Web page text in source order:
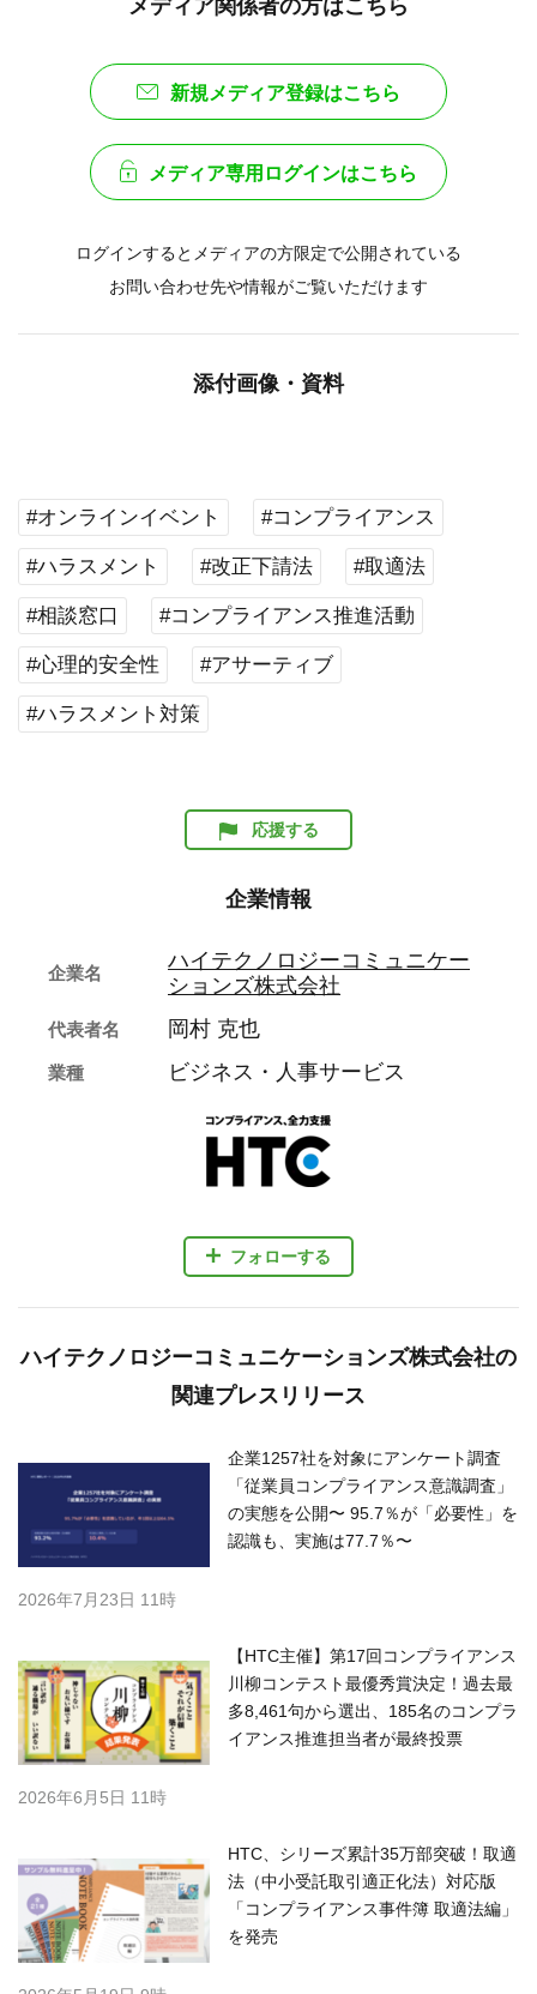
メディア関係者の方はこちら
新規メディア登録はこちら
メディア専用ログインはこちら
ログインするとメディアの方限定で公開されている
お問い合わせ先や情報がご覧いただけます
添付画像・資料
#オンラインイベント #コンプライアンス
#ハラスメント #改正下請法 #取適法
#相談窓口 #コンプライアンス推進活動
#心理的安全性 #アサーティブ
#ハラスメント対策
応援する
企業情報
フォローする
企業名
ハイテクノロジーコミュニケー
ションズ株式会社
代表者名 岡村 克也
業種 ビジネス・人事サービス
ハイテクノロジーコミュニケーションズ株式会社の
関連プレスリリース
企業1257社を対象にアンケート調査
「従業員コンプライアンス意識調査」
の実態を公開〜 95.7％が「必要性」を
認識も、実施は77.7％〜
2026年7月23日 11時
【HTC主催】第17回コンプライアンス
川柳コンテスト最優秀賞決定！過去最
多8,461句から選出、185名のコンプラ
イアンス推進担当者が最終投票
2026年6月5日 11時
HTC、シリーズ累計35万部突破！取適
法（中小受託取引適正化法）対応版
「コンプライアンス事件簿 取適法編」
を発売